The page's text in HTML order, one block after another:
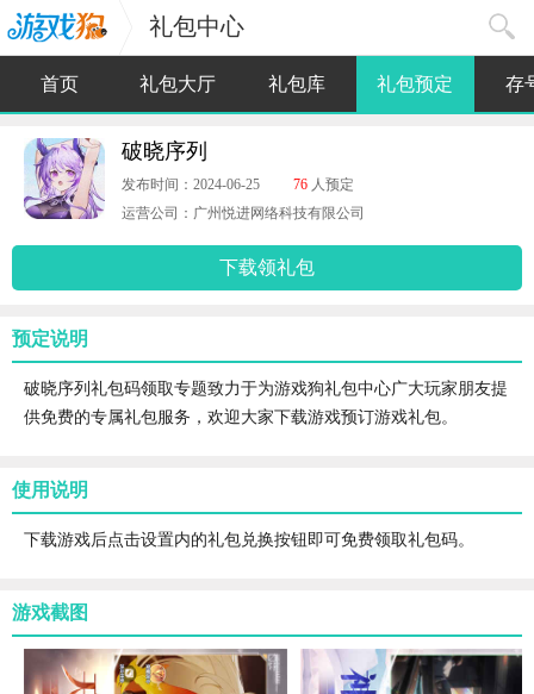
礼包中心
首页 礼包大厅 礼包库 礼包预定 存
破晓序列
发布时间：2024-06-25 76 人预定
运营公司：广州悦进网络科技有限公司
下载领礼包
预定说明
破晓序列礼包码领取专题致力于为游戏狗礼包中心广大玩家朋友提
供免费的专属礼包服务，欢迎大家下载游戏预订游戏礼包。
使用说明
下载游戏后点击设置内的礼包兑换按钮即可免费领取礼包码。
游戏截图